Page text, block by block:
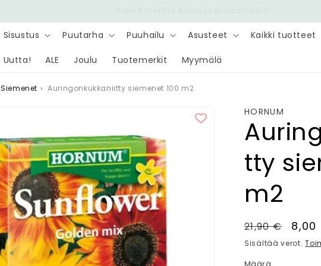
Sisustus Puutarha Puuhailu Asusteet Kaikki tuotteet
Uutta! ALE Joulu Tuotemerkit Myymälä
Siemenet › Auringonkukkaniitty siemenet 100 m2
HORNUM
tty
m2
21,90 € 8,00
Sisältää verot.